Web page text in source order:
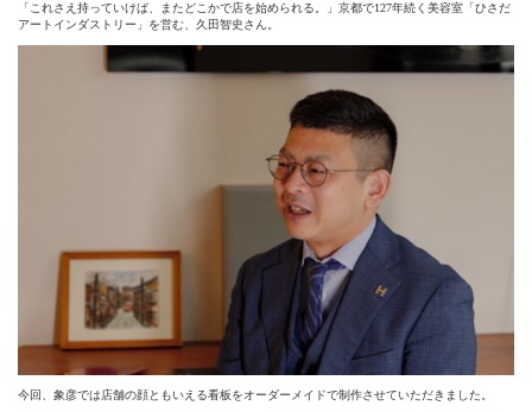
「これさえ持っていけば、またどこかで店を始められる。」京都で127年続く美容室「ひさだ
アートインダストリー」を営む、久田智史さん。
今回、象彦では店舗の顔ともいえる看板をオーダーメイドで制作させていただきました。